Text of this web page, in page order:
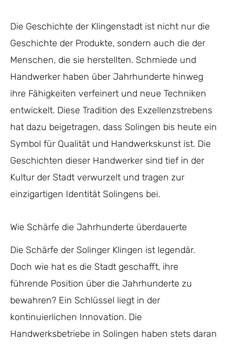
Die Geschichte der Klingenstadt ist nicht nur die
Geschichte der Produkte, sondern auch die der
Menschen, die sie herstellten. Schmiede und
Handwerker haben über Jahrhunderte hinweg
ihre Fähigkeiten verfeinert und neue Techniken
entwickelt. Diese Tradition des Exzellenzstrebens
hat dazu beigetragen, dass Solingen bis heute ein
Symbol für Qualität und Handwerkskunst ist. Die
Geschichten dieser Handwerker sind tief in der
Kultur der Stadt verwurzelt und tragen zur
einzigartigen Identität Solingens bei.
Wie Schärfe die Jahrhunderte überdauerte
Die Schärfe der Solinger Klingen ist legendär.
Doch wie hat es die Stadt geschafft, ihre
führende Position über die Jahrhunderte zu
bewahren? Ein Schlüssel liegt in der
kontinuierlichen Innovation. Die
Handwerksbetriebe in Solingen haben stets daran